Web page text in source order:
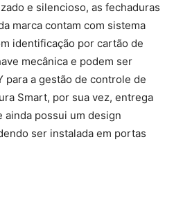
e silencioso, as fechaduras
marca contam com sistema
identificação por cartão de
mecânica e podem ser
para a gestão de controle de
Smart, por sua vez, entrega
ainda possui um design
ser instalada em portas